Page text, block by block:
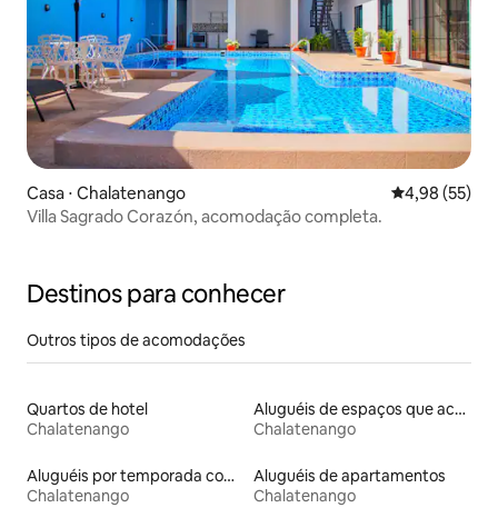
Casa ⋅ Chalatenango 4,98 de uma
4,98 (55)
Villa Sagrado Corazón, acomodação completa.
Destinos para conhecer
Outros tipos de acomodações
Quartos de hotel
Chalatenango
Aluguéis de espaços que aceitam animais de estimação
Chalatenango
Aluguéis por temporada com acesso ao lago
Chalatenango
Aluguéis de apartamentos
Chalatenango